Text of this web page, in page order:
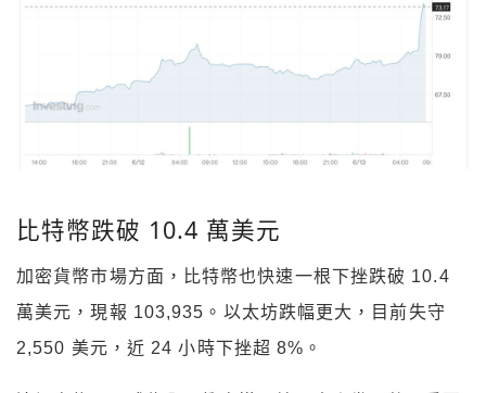
比特幣跌破 10.4 萬美元
加密貨幣市場方面，比特幣也快速一根下挫跌破 10.4
萬美元，現報 103,935。以太坊跌幅更大，目前失守
2,550 美元，近 24 小時下挫超 8%。